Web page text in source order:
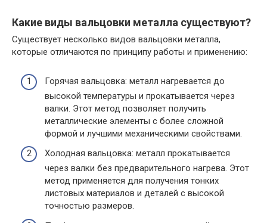
Какие виды вальцовки металла существуют?
Существует несколько видов вальцовки металла,
которые отличаются по принципу работы и применению:
Горячая вальцовка: металл нагревается до
высокой температуры и прокатывается через
валки. Этот метод позволяет получить
металлические элементы с более сложной
формой и лучшими механическими свойствами.
Холодная вальцовка: металл прокатывается
через валки без предварительного нагрева. Этот
метод применяется для получения тонких
листовых материалов и деталей с высокой
точностью размеров.